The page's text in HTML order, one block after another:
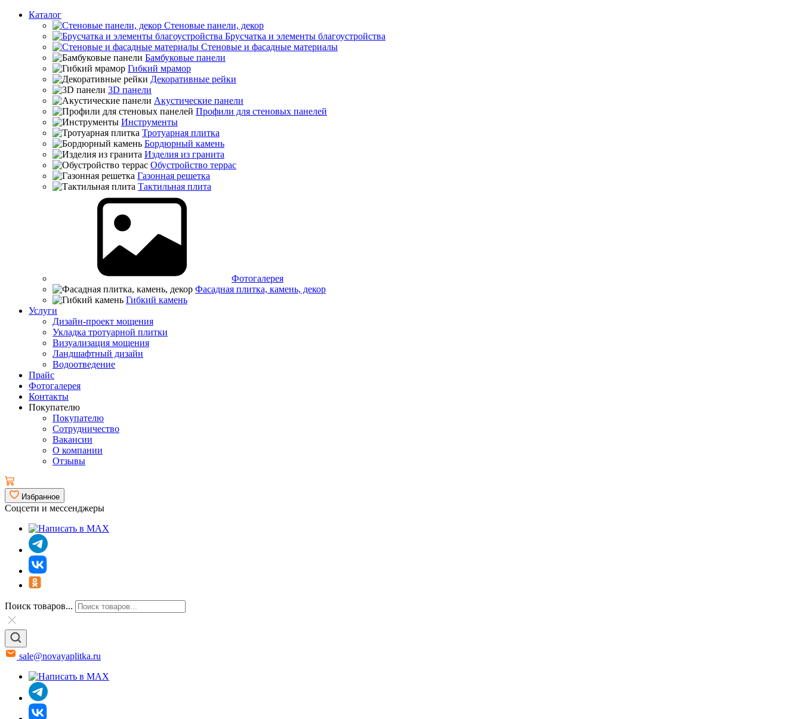
Каталог
Стеновые панели, декор
Брусчатка и элементы благоустройства
Стеновые и фасадные материалы
Бамбуковые панели
Гибкий мрамор
Декоративные рейки
3D панели
Акустические панели
Профили для стеновых панелей
Инструменты
Тротуарная плитка
Бордюрный камень
Изделия из гранита
Обустройство террас
Газонная решетка
Тактильная плита
Фотогалерея
Фасадная плитка, камень, декор
Гибкий камень
Услуги
Дизайн-проект мощения
Укладка тротуарной плитки
Визуализация мощения
Ландшафтный дизайн
Водоотведение
Прайс
Фотогалерея
Контакты
Покупателю
Покупателю
Сотрудничество
Вакансии
О компании
Отзывы
Избранное
Соцсети и мессенджеры
Поиск товаров...
sale@novayaplitka.ru